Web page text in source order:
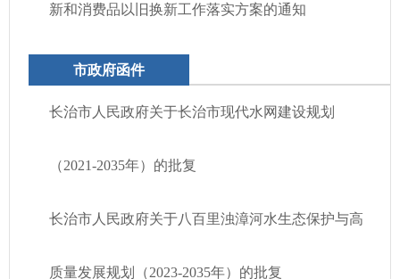
新和消费品以旧换新工作落实方案的通知
市政府函件
长治市人民政府关于长治市现代水网建设规划
（2021-2035年）的批复
长治市人民政府关于八百里浊漳河水生态保护与高
质量发展规划（2023-2035年）的批复